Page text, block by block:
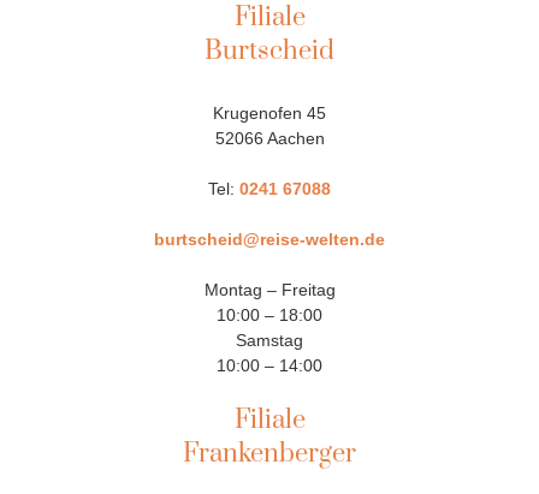
Filiale
Burtscheid
Krugenofen 45
52066 Aachen
Tel: 0241 67088
burtscheid@reise-welten.de
Montag – Freitag
10:00 – 18:00
Samstag
10:00 – 14:00
Filiale
Frankenberger